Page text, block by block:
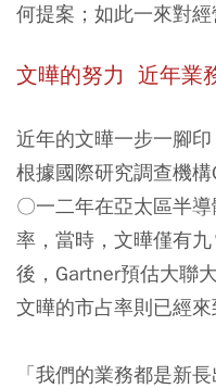
何提案；如此一來對經
文曄的努力 近年業
近年的文曄一步一腳
根據國際研究調查機
〇一二年在亞太區半
率，當時，文曄僅有
後，Gartner預估大聯
文曄的市占率則已經來
「我們的業務都是新